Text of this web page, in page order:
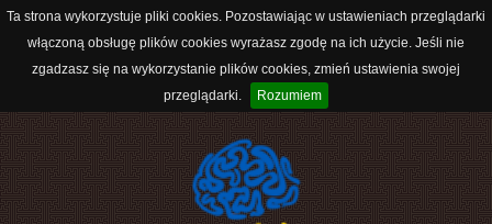
Ta strona wykorzystuje pliki cookies. Pozostawiając w ustawieniach przeglądarki
włączoną obsługę plików cookies wyrażasz zgodę na ich użycie. Jeśli nie
zgadzasz się na wykorzystanie plików cookies, zmień ustawienia swojej
przeglądarki.
Rozumiem